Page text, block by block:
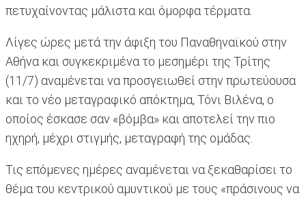
πετυχαίνοντας μάλιστα και όμορφα τέρματα.
Λίγες ώρες μετά την άφιξη του Παναθηναϊκού στην
Αθήνα και συγκεκριμένα το μεσημέρι της Τρίτης
(11/7) αναμένεται να προσγειωθεί στην πρωτεύουσα
και το νέο μεταγραφικό απόκτημα, Τόνι Βιλένα, ο
οποίος έσκασε σαν «βόμβα» και αποτελεί την πιο
ηχηρή, μέχρι στιγμής, μεταγραφή της ομάδας.
Τις επόμενες ημέρες αναμένεται να ξεκαθαρίσει το
θέμα του κεντρικού αμυντικού με τους «πράσινους να